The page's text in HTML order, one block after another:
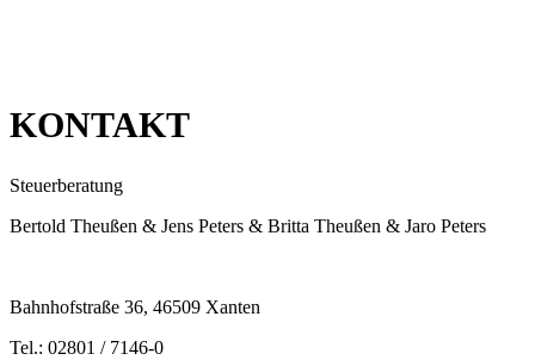
KONTAKT
Steuerberatung
Bertold Theußen & Jens Peters & Britta Theußen & Jaro Peters
Bahnhofstraße 36, 46509 Xanten
Tel.: 02801 / 7146-0